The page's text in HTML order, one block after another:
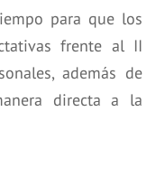
para que los
frente al II
además de
directa a la